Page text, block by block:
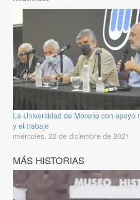
La Universidad de Moreno con apoyo
y el trabajo
miércoles, 22 de diciembre de 2021
MÁS HISTORIAS